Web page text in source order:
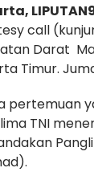
call
Darat
Timur.
pertemuan
TNI